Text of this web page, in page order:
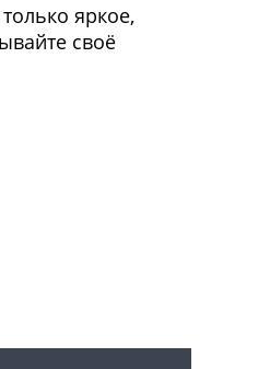
яркое,
своё